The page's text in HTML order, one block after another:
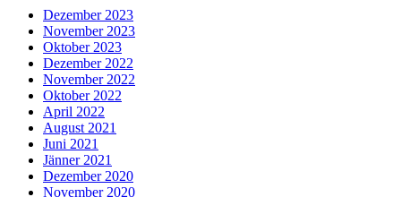
Dezember 2023
November 2023
Oktober 2023
Dezember 2022
November 2022
Oktober 2022
April 2022
August 2021
Juni 2021
Jänner 2021
Dezember 2020
November 2020